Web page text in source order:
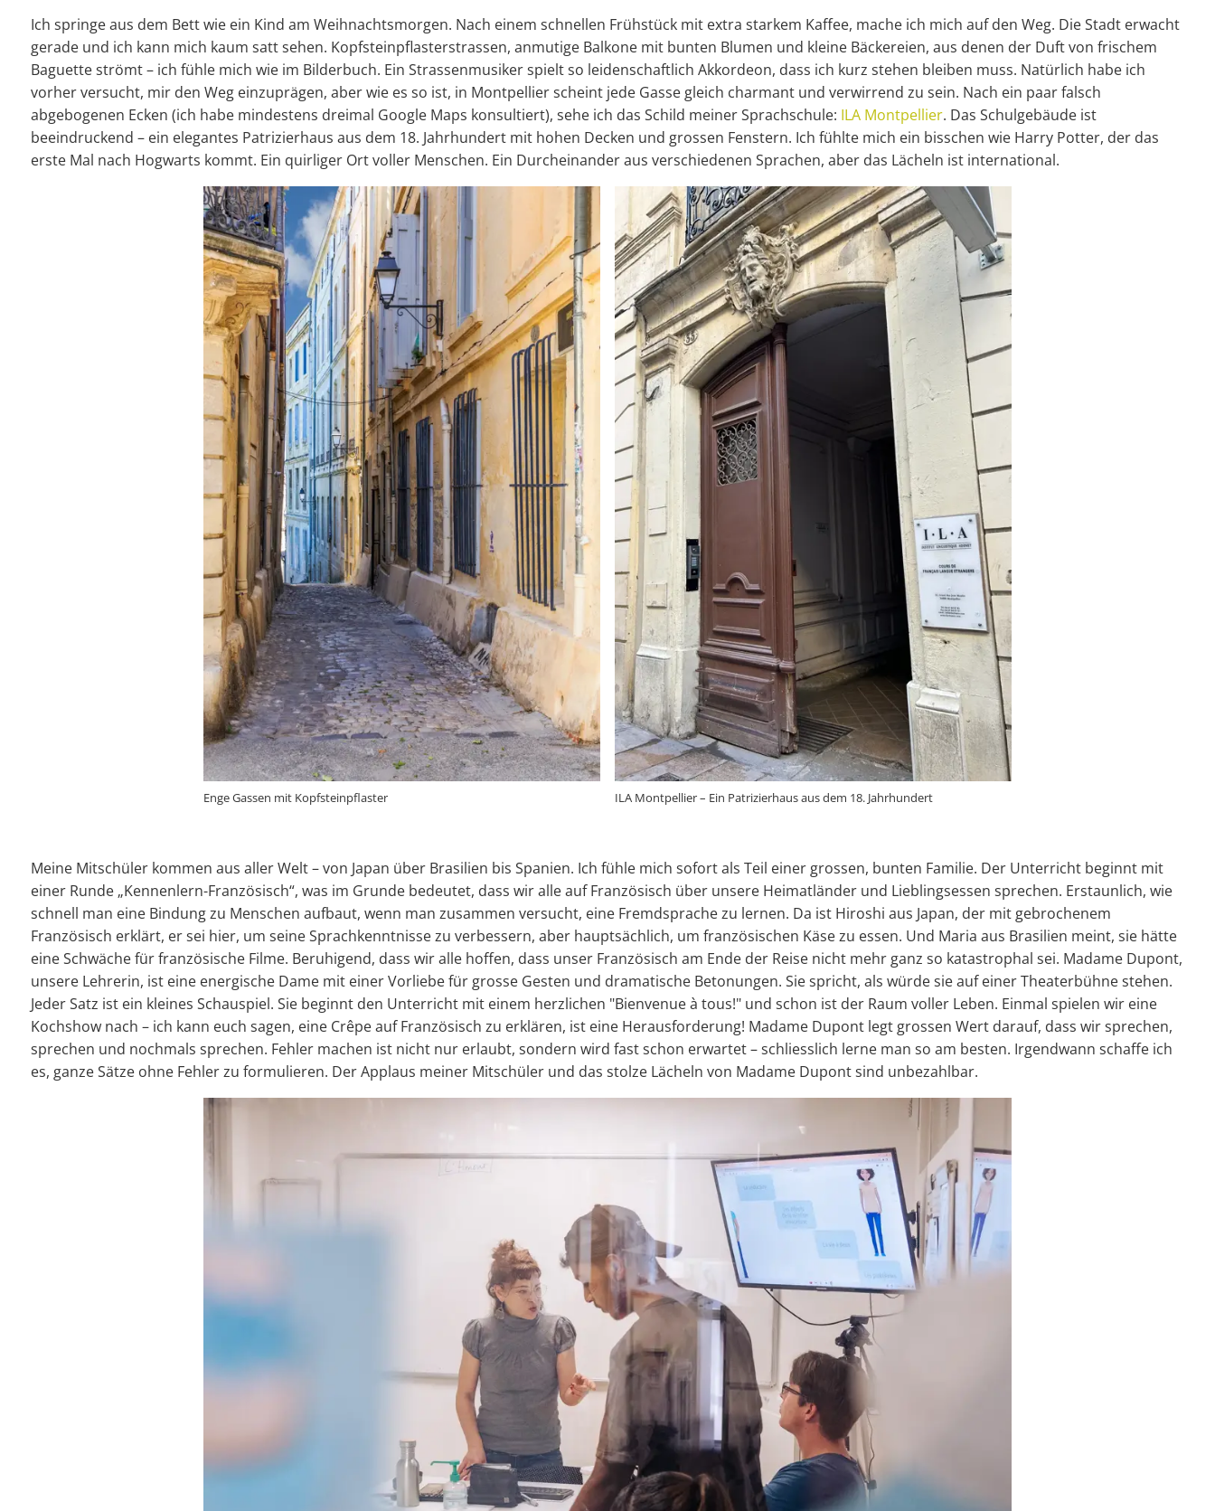
Ich springe aus dem Bett wie ein Kind am Weihnachtsmorgen. Nach einem schnellen Frühstück mit extra starkem Kaffee, mache ich mich auf den Weg. Die Stadt erwacht
gerade und ich kann mich kaum satt sehen. Kopfsteinpflasterstrassen, anmutige Balkone mit bunten Blumen und kleine Bäckereien, aus denen der Duft von frischem
Baguette strömt – ich fühle mich wie im Bilderbuch. Ein Strassenmusiker spielt so leidenschaftlich Akkordeon, dass ich kurz stehen bleiben muss. Natürlich habe ich
vorher versucht, mir den Weg einzuprägen, aber wie es so ist, in Montpellier scheint jede Gasse gleich charmant und verwirrend zu sein. Nach ein paar falsch
abgebogenen Ecken (ich habe mindestens dreimal Google Maps konsultiert), sehe ich das Schild meiner Sprachschule: ILA Montpellier. Das Schulgebäude ist
beeindruckend – ein elegantes Patrizierhaus aus dem 18. Jahrhundert mit hohen Decken und grossen Fenstern. Ich fühlte mich ein bisschen wie Harry Potter, der das
erste Mal nach Hogwarts kommt. Ein quirliger Ort voller Menschen. Ein Durcheinander aus verschiedenen Sprachen, aber das Lächeln ist international.
Enge Gassen mit Kopfsteinpflaster ILA Montpellier – Ein Patrizierhaus aus dem 18. Jahrhundert
Meine Mitschüler kommen aus aller Welt – von Japan über Brasilien bis Spanien. Ich fühle mich sofort als Teil einer grossen, bunten Familie. Der Unterricht beginnt mit
einer Runde „Kennenlern-Französisch“, was im Grunde bedeutet, dass wir alle auf Französisch über unsere Heimatländer und Lieblingsessen sprechen. Erstaunlich, wie
schnell man eine Bindung zu Menschen aufbaut, wenn man zusammen versucht, eine Fremdsprache zu lernen. Da ist Hiroshi aus Japan, der mit gebrochenem
Französisch erklärt, er sei hier, um seine Sprachkenntnisse zu verbessern, aber hauptsächlich, um französischen Käse zu essen. Und Maria aus Brasilien meint, sie hätte
eine Schwäche für französische Filme. Beruhigend, dass wir alle hoffen, dass unser Französisch am Ende der Reise nicht mehr ganz so katastrophal sei. Madame Dupont,
unsere Lehrerin, ist eine energische Dame mit einer Vorliebe für grosse Gesten und dramatische Betonungen. Sie spricht, als würde sie auf einer Theaterbühne stehen.
Jeder Satz ist ein kleines Schauspiel. Sie beginnt den Unterricht mit einem herzlichen "Bienvenue à tous!" und schon ist der Raum voller Leben. Einmal spielen wir eine
Kochshow nach – ich kann euch sagen, eine Crêpe auf Französisch zu erklären, ist eine Herausforderung! Madame Dupont legt grossen Wert darauf, dass wir sprechen,
sprechen und nochmals sprechen. Fehler machen ist nicht nur erlaubt, sondern wird fast schon erwartet – schliesslich lerne man so am besten. Irgendwann schaffe ich
es, ganze Sätze ohne Fehler zu formulieren. Der Applaus meiner Mitschüler und das stolze Lächeln von Madame Dupont sind unbezahlbar.